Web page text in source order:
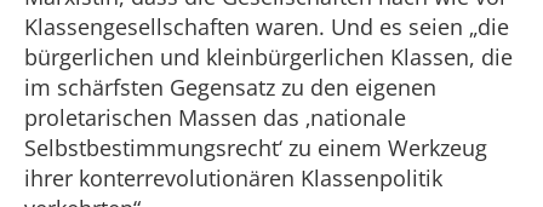
Klassengesellschaften waren. Und es seien „die
bürgerlichen und kleinbürgerlichen Klassen, die
im schärfsten Gegensatz zu den eigenen
proletarischen Massen das ‚nationale
Selbstbestimmungsrecht‘ zu einem Werkzeug
ihrer konterrevolutionären Klassenpolitik